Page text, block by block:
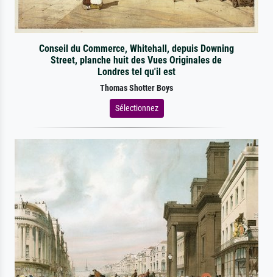
Conseil du Commerce, Whitehall, depuis Downing
Street, planche huit des Vues Originales de
Londres tel qu'il est
Thomas Shotter Boys
Sélectionnez